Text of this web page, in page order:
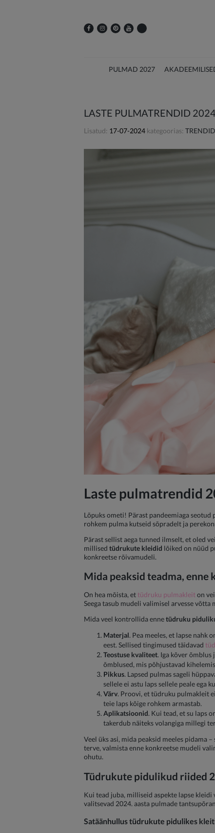
PULMAD 2027
LASTE PULMATRENDID
Lisatud: 17-07-2024 kategoorias:
Laste pulmatrendid
Lõpuks ometi! Pärast pandeemiaga
rohkem pulma kutseid sõpradelt ja
Pärast sellist aega tunned ilmselt, et oled
millised tüdrukute kleidid lõiked on nüüd
konkreetse rõivamudeli.
Mida peaksid teadma, enne
On hea mõista, ettüdruku pulmakleiton
Seega tasub mudeli valimisel arvesse
Mida veel kontrollida ennetüdruku
Materjal. Pea meeles, et lapse
eest. Sellised tingimused täidavad
Teostuse kvaliteet. Iga kõver
õmblused, mis põhjustavad
Pikkus. Lapsed pulmas sageli
sellele ei astu laps sellele peale ega
Värv. Proovi, et tüdruku pulmakleit
teie laps kõige rohkem armastab.
Aplikatsioonid. Kui tead, et su laps
takerdub näiteks volangiga millegi
Veel üks asi, mida peaksid meeles pidama
terve, valmista enne konkreetse mudeli
ohutu.
Tüdrukute pidulikud riided
Kui tead juba, milliseid aspekte lapse
valitsevad 2024. aasta pulmade
Satäänhullustüdrukute pidulikes